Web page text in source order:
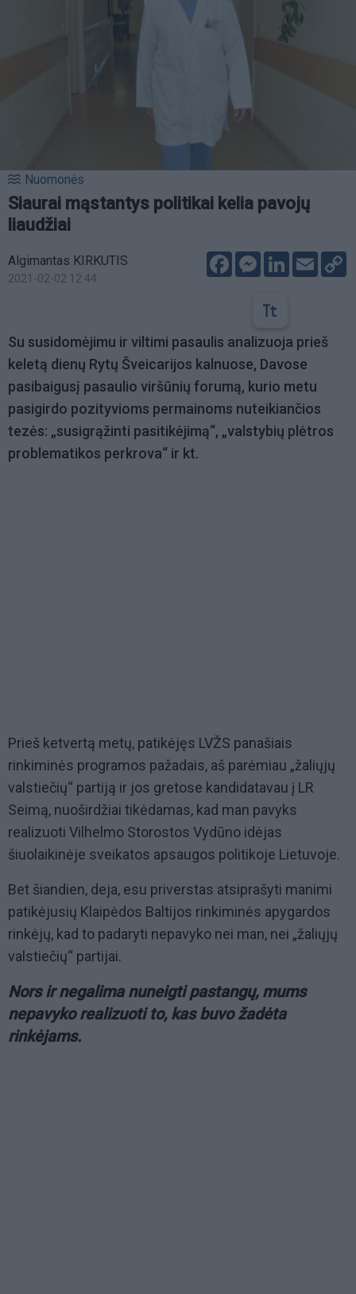
Nuomonės
Siaurai mąstantys politikai kelia pavojų
liaudžiai
Algimantas KIRKUTIS
2021-02-02 12:44
FacebookMessenger
LinkedIn
Email
Su susidomėjimu ir viltimi pasaulis analizuoja prieš
keletą dienų Rytų Šveicarijos kalnuose, Davose
pasibaigusį pasaulio viršūnių forumą, kurio metu
pasigirdo pozityvioms permainoms nuteikiančios
tezės: „susigrąžinti pasitikėjimą“, „valstybių plėtros
problematikos perkrova“ ir kt.
Prieš ketvertą metų, patikėjęs LVŽS panašiais
rinkiminės programos pažadais, aš parėmiau „žaliųjų
valstiečių“ partiją ir jos gretose kandidatavau į LR
Seimą, nuoširdžiai tikėdamas, kad man pavyks
realizuoti Vilhelmo Storostos Vydūno idėjas
šiuolaikinėje sveikatos apsaugos politikoje Lietuvoje.
Bet šiandien, deja, esu priverstas atsiprašyti manimi
patikėjusių Klaipėdos Baltijos rinkiminės apygardos
rinkėjų, kad to padaryti nepavyko nei man, nei „žaliųjų
valstiečių“ partijai.
Nors ir negalima nuneigti pastangų, mums
nepavyko realizuoti to, kas buvo žadėta
rinkėjams.